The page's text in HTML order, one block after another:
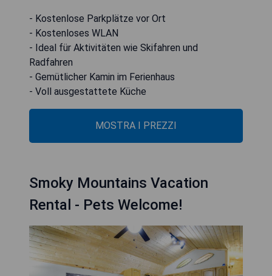
- Kostenlose Parkplätze vor Ort
- Kostenloses WLAN
- Ideal für Aktivitäten wie Skifahren und
Radfahren
- Gemütlicher Kamin im Ferienhaus
- Voll ausgestattete Küche
MOSTRA I PREZZI
Smoky Mountains Vacation
Rental - Pets Welcome!